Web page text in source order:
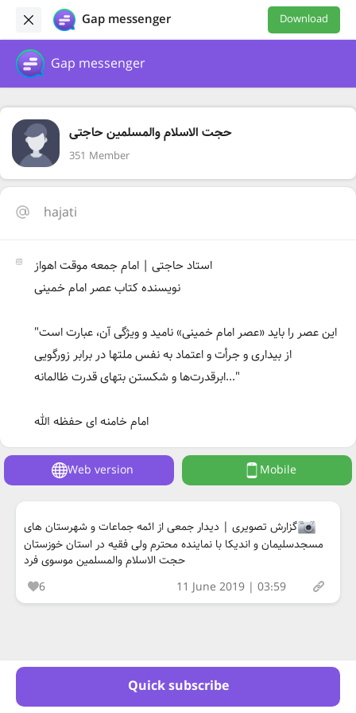
Gap messenger Download
Gap messenger
حجت الاسلام والمسلمین حاجتی
351 Member
hajati
استاد حاجتی | امام جمعه موقت اهواز
نویسنده کتاب عصر امام خمینی
"این عصر را باید «عصر امام‌ خمینی» نامید و ویژگی آن، عبارت است
از بیداری و جرأت و اعتماد به نفس ملتها در برابر زورگویی
ابرقدرت‌ها و شكستن بتهای قدرت ظالمانه..."
امام خامنه ای حفظه الله
Quick subscribe
Web version Mobile
گزارش تصویری | دیدار جمعی از ائمه جماعات و شهرستان های
مسجدسلیمان و اندیکا با نماینده محترم ولی فقیه در استان خوزستان
حجت الاسلام والمسلمین موسوی فرد
6
11 June 2019 | 03:59